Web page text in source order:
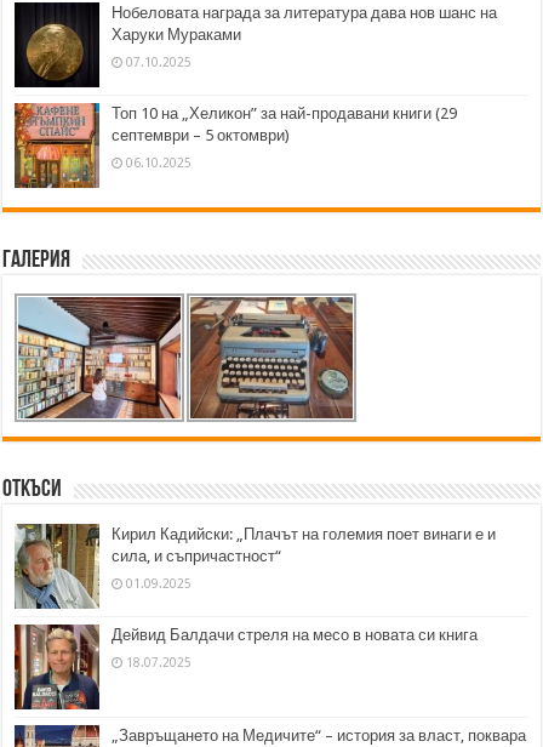
Нобеловата награда за литература дава нов шанс на
Харуки Мураками
07.10.2025
Топ 10 на „Хеликон” за най-продавани книги (29
септември – 5 октомври)
06.10.2025
Галерия
Откъси
Кирил Кадийски: „Плачът на големия поет винаги е и
сила, и съпричастност“
01.09.2025
Дейвид Балдачи стреля на месо в новата си книга
18.07.2025
„Завръщането на Медичите“ – история за власт, поквара